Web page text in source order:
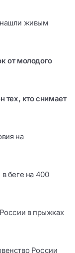
нашли живым
от молодого
тех, кто снимает
на
беге на 400
в прыжках
России